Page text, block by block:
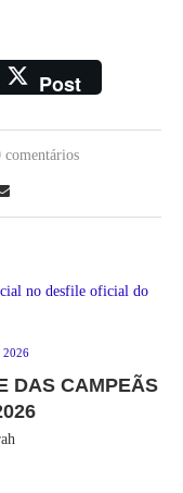
Post
comentários
2026
DAS CAMPEÃS